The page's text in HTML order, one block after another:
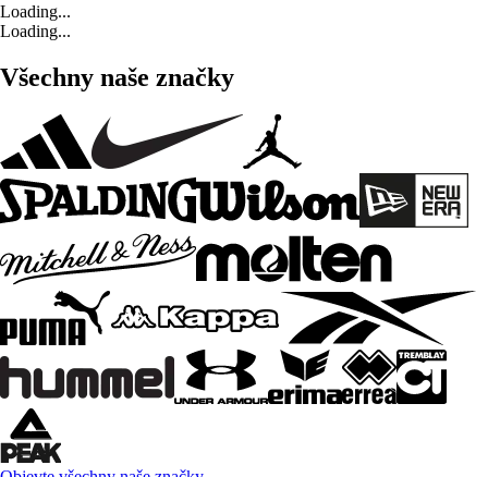
Loading...
Loading...
Všechny naše značky